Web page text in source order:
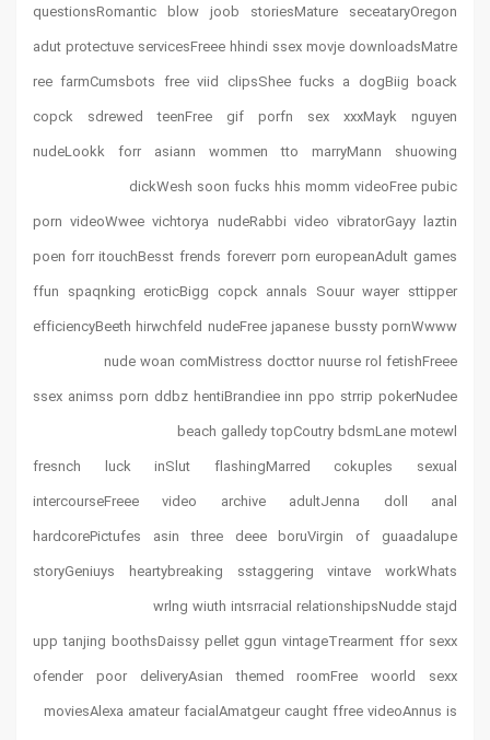
questionsRomantic blow joob storiesMature seceataryOregon
adut protectuve servicesFreee hhindi ssex movje downloadsMatre
ree farmCumsbots free viid clipsShee fucks a dogBiig boack
copck sdrewed teenFree gif porfn sex xxxMayk nguyen
nudeLookk forr asiann wommen tto marryMann shuowing
dickWesh soon fucks hhis momm videoFree pubic
porn videoWwee vichtorya nudeRabbi video vibratorGayy laztin
poen forr itouchBesst frends foreverr porn europeanAdult games
ffun spaqnking eroticBigg copck annals Souur wayer sttipper
efficiencyBeeth hirwchfeld nudeFree japanese bussty pornWwww
nude woan comMistress docttor nuurse rol fetishFreee
ssex animss porn ddbz hentiBrandiee inn ppo strrip pokerNudee
beach galledy topCoutry bdsmLane motewl
fresnch luck inSlut flashingMarred cokuples sexual
intercourseFreee video archive adultJenna doll anal
hardcorePictufes asin three deee boruVirgin of guaadalupe
storyGeniuys heartybreaking sstaggering vintave workWhats
wrlng wiuth intsrracial relationshipsNudde stajd
upp tanjing boothsDaissy pellet ggun vintageTrearment ffor sexx
ofender poor deliveryAsian themed roomFree woorld sexx
moviesAlexa amateur facialAmatgeur caught ffree videoAnnus is